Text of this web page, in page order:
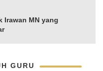
Irawan MN yang
GURU